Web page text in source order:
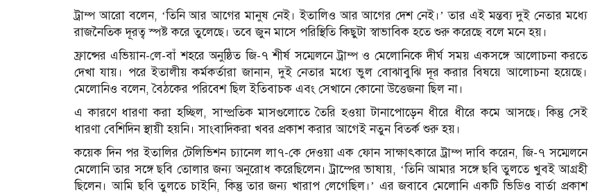
ট্রাম্প আরো বলেন, ‘তিনি আর আগের মানুষ নেই। ইতালিও আর আগের দেশ নেই।’ তার এই মন্তব্য দুই নেতার মধ্যে
রাজনৈতিক দূরত্ব স্পষ্ট করে তুলেছে। তবে জুন মাসে পরিস্থিতি কিছুটা স্বাভাবিক হতে শুরু করেছে বলে মনে হয়।
ফ্রান্সের এভিয়ান-লে-বাঁ শহরে অনুষ্ঠিত জি-৭ শীর্ষ সম্মেলনে ট্রাম্প ও মেলোনিকে দীর্ঘ সময় একসঙ্গে আলোচনা করতে
দেখা যায়। পরে ইতালীয় কর্মকর্তারা জানান, দুই নেতার মধ্যে ভুল বোঝাবুঝি দূর করার বিষয়ে আলোচনা হয়েছে।
মেলোনিও বলেন, বৈঠকের পরিবেশ ছিল ইতিবাচক এবং সেখানে কোনো উত্তেজনা ছিল না।
এ কারণে ধারণা করা হচ্ছিল, সাম্প্রতিক মাসগুলোতে তৈরি হওয়া টানাপোড়েন ধীরে ধীরে কমে আসছে। কিন্তু সেই
ধারণা বেশিদিন স্থায়ী হয়নি। সাংবাদিকরা খবর প্রকাশ করার আগেই নতুন বিতর্ক শুরু হয়।
কয়েক দিন পর ইতালির টেলিভিশন চ্যানেল লা৭-কে দেওয়া এক ফোন সাক্ষাৎকারে ট্রাম্প দাবি করেন, জি-৭ সম্মেলনে
মেলোনি তার সঙ্গে ছবি তোলার জন্য অনুরোধ করেছিলেন। ট্রাম্পের ভাষায়, ‘তিনি আমার সঙ্গে ছবি তুলতে খুবই আগ্রহী
ছিলেন। আমি ছবি তুলতে চাইনি, কিন্তু তার জন্য খারাপ লেগেছিল।’ এর জবাবে মেলোনি একটি ভিডিও বার্তা প্রকাশ